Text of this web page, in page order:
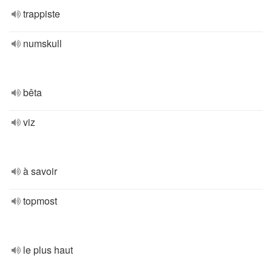
trappiste
numskull
bêta
viz
à savoir
topmost
le plus haut